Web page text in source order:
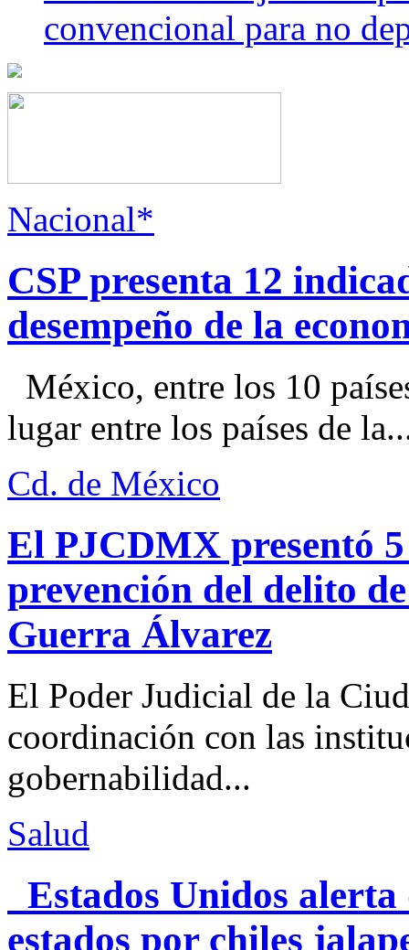
convencional para no
Nacional*
CSP presenta 12
desempeño de la
México, entre los 10
lugar entre los países de
Cd. de México
El PJCDMX presentó
prevención del delito
Guerra Álvarez
El Poder Judicial de la
coordinación con las
gobernabilidad...
Salud
Estados Unidos alerta
estados por chiles